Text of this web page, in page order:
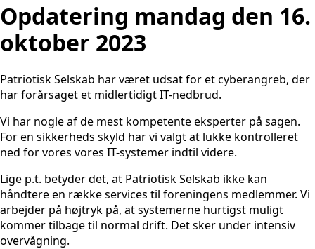
Opdatering mandag den 16.
oktober 2023
Patriotisk Selskab har været udsat for et cyberangreb, der
har forårsaget et midlertidigt IT-nedbrud.
Vi har nogle af de mest kompetente eksperter på sagen.
For en sikkerheds skyld har vi valgt at lukke kontrolleret
ned for vores vores IT-systemer indtil videre.
Lige p.t. betyder det, at Patriotisk Selskab ikke kan
håndtere en række services til foreningens medlemmer. Vi
arbejder på højtryk på, at systemerne hurtigst muligt
kommer tilbage til normal drift. Det sker under intensiv
overvågning.